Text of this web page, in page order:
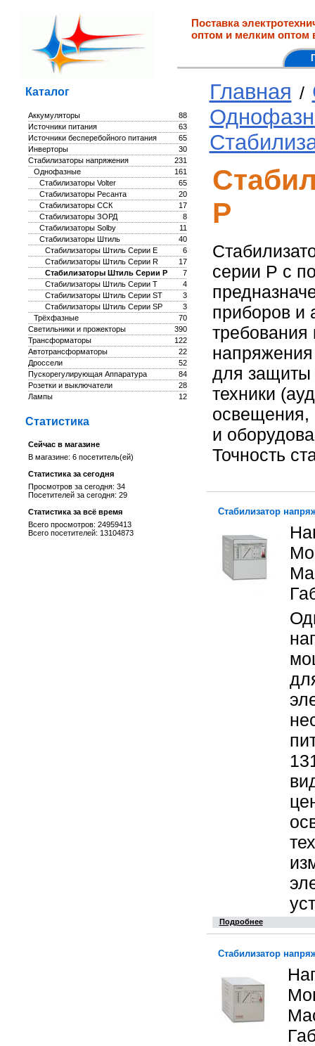
Поставка
оптом и мелким оптом
Каталог
88
Аккумуляторы
63
Источники питания
65
Источники бесперебойного питания
30
Инверторы
231
Стабилизаторы напряжения
161
Однофазные
65
Стабилизаторы Volter
20
Стабилизаторы Ресанта
17
Стабилизаторы ССК
8
Стабилизаторы ЗОРД
11
Стабилизаторы Solby
40
Стабилизаторы Штиль
6
Стабилизаторы Штиль Серии E
17
Стабилизаторы Штиль Серии R
7
Стабилизаторы Штиль Серии P
4
Стабилизаторы Штиль Серии T
3
Стабилизаторы Штиль Серии ST
3
Стабилизаторы Штиль Серии SP
70
Трёхфазные
390
Светильники и прожекторы
122
Трансформаторы
22
Автотрансформаторы
52
Дроссели
84
Пускорегулирующая Аппаратура
28
Розетки и выключатели
12
Лампы
Статистика
Сейчас в магазине
В магазине: 6 посетитель(ей)
Статистика за сегодня
Просмотров за сегодня: 34
Посетителей за сегодня: 29
Статистика за всё время
Всего просмотров: 24959413
Всего посетителей: 13104873
Главная /
P
серии P с
приборов
требования
для защиты
техники
освещения,
и
Точность
Стабилизатор
Подробнее
Стабилизатор